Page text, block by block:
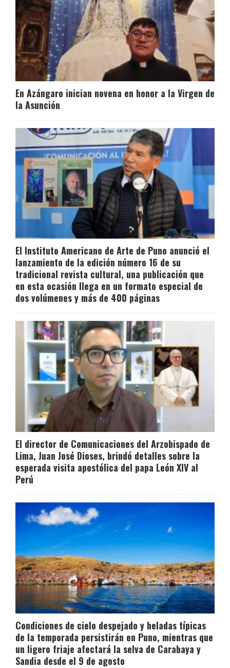
En Azángaro inician novena en honor a la Virgen de
la Asunción
El Instituto Americano de Arte de Puno anunció el
lanzamiento de la edición número 16 de su
tradicional revista cultural, una publicación que
en esta ocasión llega en un formato especial de
dos volúmenes y más de 400 páginas
El director de Comunicaciones del Arzobispado de
Lima, Juan José Dioses, brindó detalles sobre la
esperada visita apostólica del papa León XIV al
Perú
Condiciones de cielo despejado y heladas típicas
de la temporada persistirán en Puno, mientras que
un ligero friaje afectará la selva de Carabaya y
Sandia desde el 9 de agosto